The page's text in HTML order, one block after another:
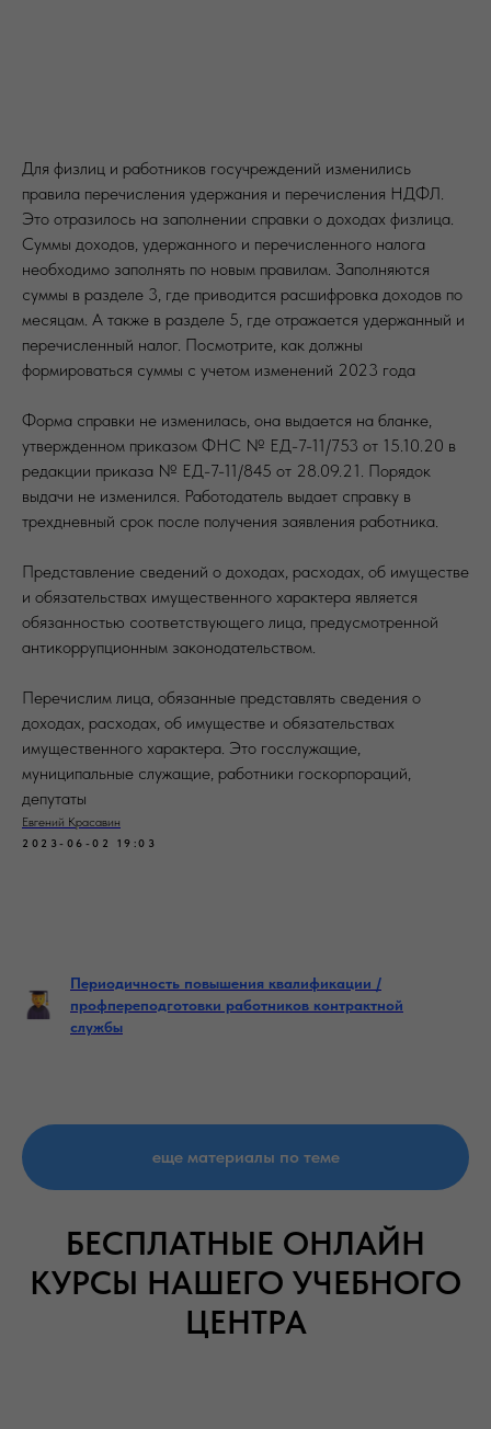
Для физлиц и работников госучреждений изменились
правила перечисления удержания и перечисления НДФЛ.
Это отразилось на заполнении справки о доходах физлица.
Суммы доходов, удержанного и перечисленного налога
необходимо заполнять по новым правилам. Заполняются
суммы в разделе 3, где приводится расшифровка доходов по
месяцам. А также в разделе 5, где отражается удержанный и
перечисленный налог. Посмотрите, как должны
формироваться суммы с учетом изменений 2023 года
Форма справки не изменилась, она выдается на бланке,
утвержденном приказом ФНС № ЕД-7-11/753 от 15.10.20 в
редакции приказа № ЕД-7-11/845 от 28.09.21. Порядок
выдачи не изменился. Работодатель выдает справку в
трехдневный срок после получения заявления работника.
Представление сведений о доходах, расходах, об имуществе
и обязательствах имущественного характера является
обязанностью соответствующего лица, предусмотренной
антикоррупционным законодательством.
Перечислим лица, обязанные представлять сведения о
доходах, расходах, об имуществе и обязательствах
имущественного характера. Это госслужащие,
муниципальные служащие, работники госкорпораций,
депутаты
Евгений Красавин
2023-06-02 19:03
Периодичность повышения квалификации /
профпереподготовки работников контрактной
службы
еще материалы по теме
БЕСПЛАТНЫЕ ОНЛАЙН
КУРСЫ НАШЕГО УЧЕБНОГО
ЦЕНТРА